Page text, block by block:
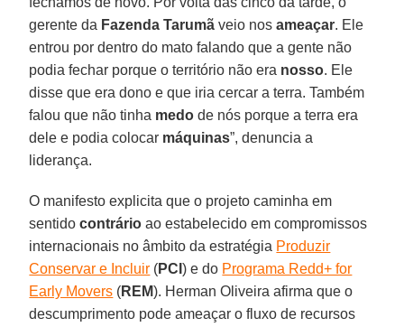
gerente da Fazenda Tarumã veio nosameaçar. Ele
entrou por dentro do mato falando que a gente não
podia fechar porque o território não era nosso. Ele
disse que era dono e que iria cercar a terra. Também
falou que não tinha medo de nós porque a terra era
dele e podia colocar máquinas”, denuncia a
liderança.
O manifesto explicita que o projeto caminha em
sentidocontrário ao estabelecido em compromissos
internacionais no âmbito da estratégia Produzir
Conservar e Incluir (PCI) e do Programa Redd+ for
Early Movers (REM). Herman Oliveira afirma que o
descumprimento pode ameaçar o fluxo de recursos